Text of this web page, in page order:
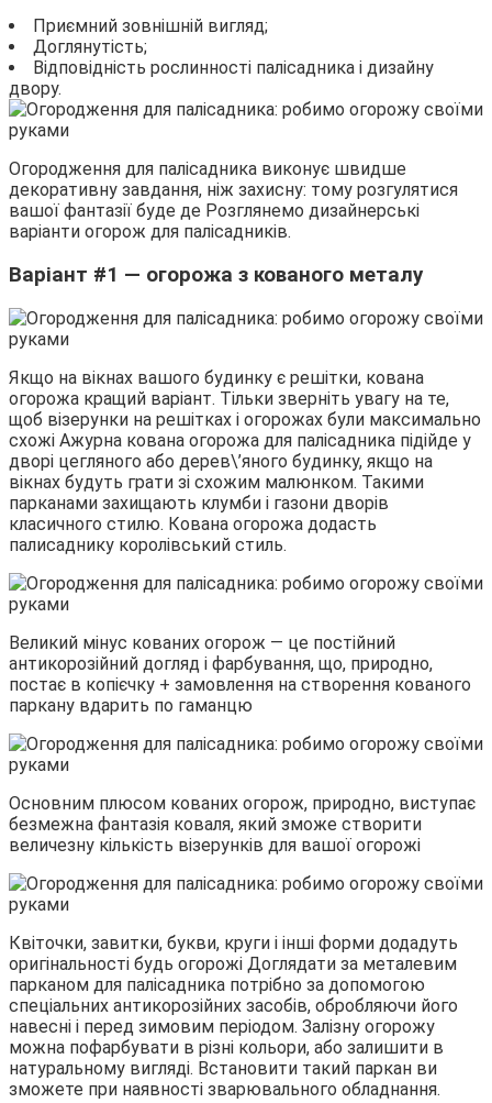
Приємний зовнішній вигляд;
Доглянутість;
Відповідність рослинності палісадника і дизайну
двору.
Огородження для палісадника виконує швидше
декоративну завдання, ніж захисну: тому розгулятися
вашої фантазії буде де Розглянемо дизайнерські
варіанти огорож для палісадників.
Варіант #1 — огорожа з кованого металу
Якщо на вікнах вашого будинку є решітки, кована
огорожа кращий варіант. Тільки зверніть увагу на те,
щоб візерунки на решітках і огорожах були максимально
схожі Ажурна кована огорожа для палісадника підійде у
дворі цегляного або дерев\’яного будинку, якщо на
вікнах будуть грати зі схожим малюнком. Такими
парканами захищають клумби і газони дворів
класичного стилю. Кована огорожа додасть
палисаднику королівський стиль.
Великий мінус кованих огорож — це постійний
антикорозійний догляд і фарбування, що, природно,
постає в копієчку + замовлення на створення кованого
паркану вдарить по гаманцю
Основним плюсом кованих огорож, природно, виступає
безмежна фантазія коваля, який зможе створити
величезну кількість візерунків для вашої огорожі
Квіточки, завитки, букви, круги і інші форми додадуть
оригінальності будь огорожі Доглядати за металевим
парканом для палісадника потрібно за допомогою
спеціальних антикорозійних засобів, обробляючи його
навесні і перед зимовим періодом. Залізну огорожу
можна пофарбувати в різні кольори, або залишити в
натуральному вигляді. Встановити такий паркан ви
зможете при наявності зварювального обладнання.